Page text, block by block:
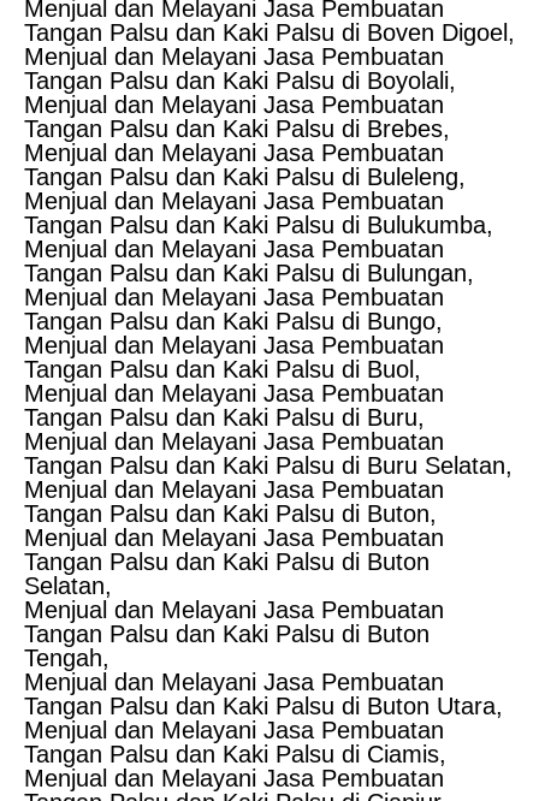
Menjual dan Melayani Jasa Pembuatan
Tangan Palsu dan Kaki Palsu di Boven Digoel,
Menjual dan Melayani Jasa Pembuatan
Tangan Palsu dan Kaki Palsu di Boyolali,
Menjual dan Melayani Jasa Pembuatan
Tangan Palsu dan Kaki Palsu di Brebes,
Menjual dan Melayani Jasa Pembuatan
Tangan Palsu dan Kaki Palsu di Buleleng,
Menjual dan Melayani Jasa Pembuatan
Tangan Palsu dan Kaki Palsu di Bulukumba,
Menjual dan Melayani Jasa Pembuatan
Tangan Palsu dan Kaki Palsu di Bulungan,
Menjual dan Melayani Jasa Pembuatan
Tangan Palsu dan Kaki Palsu di Bungo,
Menjual dan Melayani Jasa Pembuatan
Tangan Palsu dan Kaki Palsu di Buol,
Menjual dan Melayani Jasa Pembuatan
Tangan Palsu dan Kaki Palsu di Buru,
Menjual dan Melayani Jasa Pembuatan
Tangan Palsu dan Kaki Palsu di Buru Selatan,
Menjual dan Melayani Jasa Pembuatan
Tangan Palsu dan Kaki Palsu di Buton,
Menjual dan Melayani Jasa Pembuatan
Tangan Palsu dan Kaki Palsu di Buton
Selatan,
Menjual dan Melayani Jasa Pembuatan
Tangan Palsu dan Kaki Palsu di Buton
Tengah,
Menjual dan Melayani Jasa Pembuatan
Tangan Palsu dan Kaki Palsu di Buton Utara,
Menjual dan Melayani Jasa Pembuatan
Tangan Palsu dan Kaki Palsu di Ciamis,
Menjual dan Melayani Jasa Pembuatan